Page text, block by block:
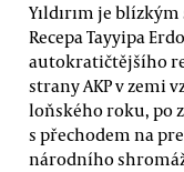
Yıldırım je
Recepa Tayyipa
autokratičtějšího
strany AKP v zemi
loňského roku, po
s přechodem na
národního